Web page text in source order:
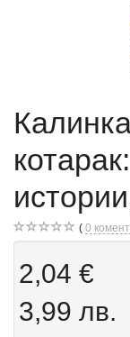
0
2,04 €
3,99 лв.